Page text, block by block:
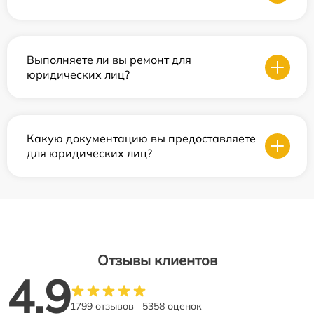
Выполняете ли вы ремонт для
юридических лиц?
Какую документацию вы предоставляете
для юридических лиц?
Отзывы клиентов
4.91799 отзывов 5358 оценок